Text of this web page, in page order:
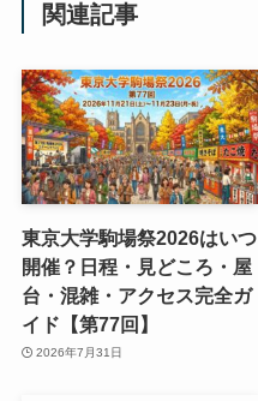
関連記事
東京大学駒場祭2026はいつ
開催？日程・見どころ・屋
台・混雑・アクセス完全ガ
イド【第77回】
2026年7月31日